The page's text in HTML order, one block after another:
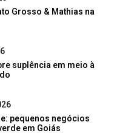
Grosso & Mathias na
suplência em meio à
pequenos negócios
em Goiás